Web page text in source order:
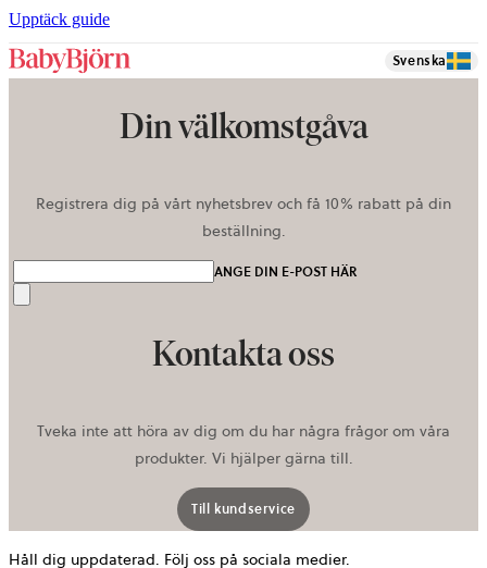
Upptäck guide
Svenska
Din välkomstgåva
Registrera dig på vårt nyhetsbrev och få 10% rabatt på din
beställning.
ANGE DIN E-POST HÄR
Kontakta oss
Tveka inte att höra av dig om du har några frågor om våra
produkter. Vi hjälper gärna till.
Till kundservice
Håll dig uppdaterad. Följ oss på sociala medier.